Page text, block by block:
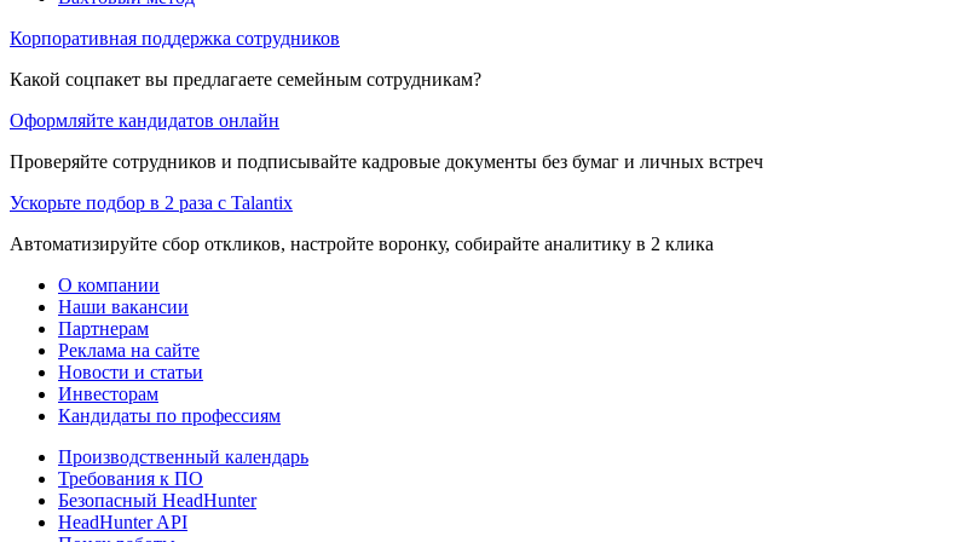
Корпоративная поддержка сотрудников
Какой соцпакет вы предлагаете семейным сотрудникам?
Оформляйте кандидатов онлайн
Проверяйте сотрудников и подписывайте кадровые документы без бумаг и личных встреч
Ускорьте подбор в 2 раза с Talantix
Автоматизируйте сбор откликов, настройте воронку, собирайте аналитику в 2 клика
О компании
Наши вакансии
Партнерам
Реклама на сайте
Новости и статьи
Инвесторам
Кандидаты по профессиям
Производственный календарь
Требования к ПО
Безопасный HeadHunter
HeadHunter API